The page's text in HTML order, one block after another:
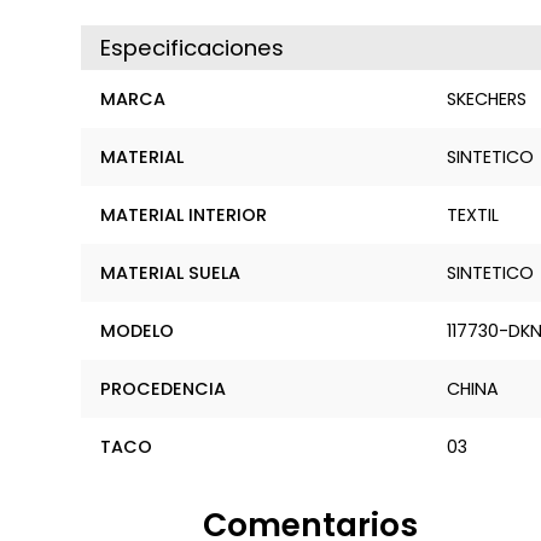
Especificaciones
MARCA SKECHERS
MATERIAL SINTETICO
MATERIAL INTERIOR TEXTIL
MATERIAL SUELA SINTETICO
MODELO 117730-
PROCEDENCIA CHINA
TACO 03
Comentarios